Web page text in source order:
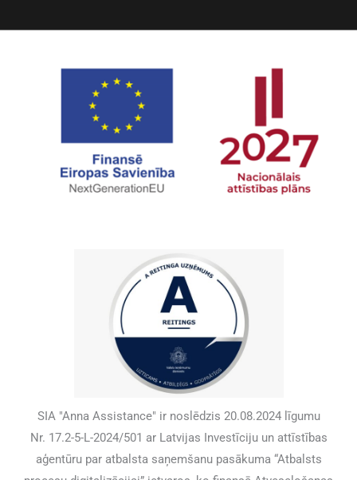
SIA "Anna Assistance" ir noslēdzis 20.08.2024 līgumu
Nr. 17.2-5-L-2024/501 ar Latvijas Investīciju un attīstības
aģentūru par atbalsta saņemšanu pasākuma “Atbalsts